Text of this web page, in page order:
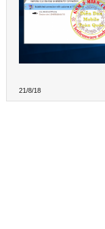
21/8/18